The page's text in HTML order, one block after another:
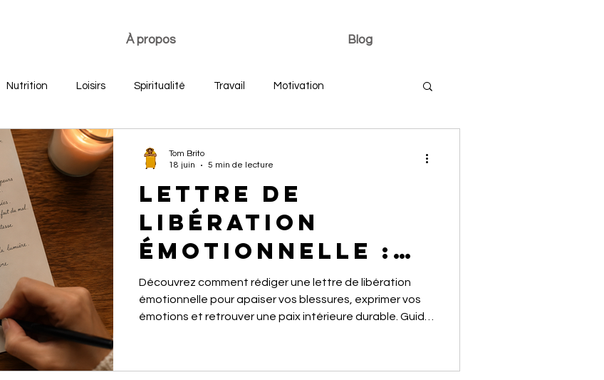
À propos Blog
Nutrition Loisirs Spiritualité Travail Motivation
Développement personnel
Lettre de
libération
émotionnelle :
le pouvoir des
mots pour
cœur
Découvrez comment rédiger une lettre de libération
émotionnelle pour apaiser vos blessures, exprimer vos
émotions et retrouver une paix intérieure durable. Guide
Tom Brito
18 juin
5 min de lecture